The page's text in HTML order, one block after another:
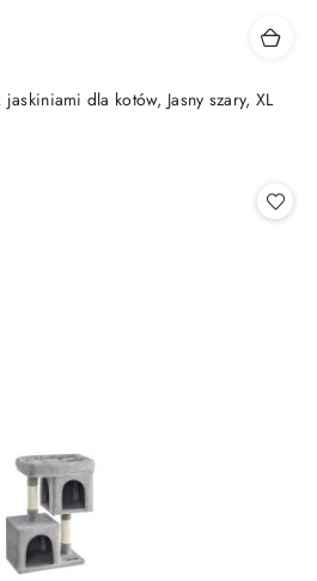
dla kotów, Jasny szary, XL